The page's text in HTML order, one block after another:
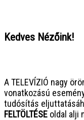
Kedves Nézőink!
A TELEVÍZIÓ nagy
vonatkozású
tudósítás
FELTÖLTÉSE oldal alji